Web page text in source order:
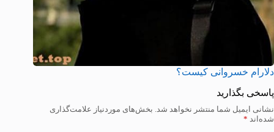
دلارام خسروانی کیست؟
پاسخی بگذارید
نشانی ایمیل شما منتشر نخواهد شد. بخش‌های موردنیاز علامت‌گذاری
شده‌اند *